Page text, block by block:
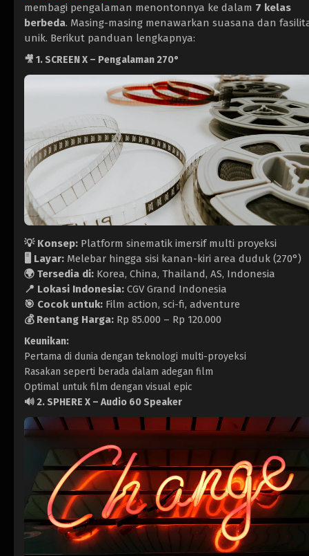
membagi pengalaman menontonnya ke dalam 7 kelas
berbeda. Masing-masing menawarkan suasana dan
unik. Berikut panduan lengkapnya:
🎥 1. SCREEN X – Pengalaman 270°
💡 Konsep: Platform sinematik imersif multi proyeksi
🖥️ Layar: Melebar hingga sisi kanan-kiri area duduk (270°)
🌍 Tersedia di: Korea, China, Thailand, AS, Indonesia
📍 Lokasi Indonesia: CGV Grand Indonesia
🎯 Cocok untuk: Film action, sci-fi, adventure
💰 Rentang Harga: Rp 85.000 – Rp 120.000
Keunikan:
Pertama di dunia dengan teknologi multi-proyeksi
Rasakan seperti berada dalam adegan film
Optimal untuk film dengan visual epic
🔊 2. SPHERE X – Audio 60 Speaker